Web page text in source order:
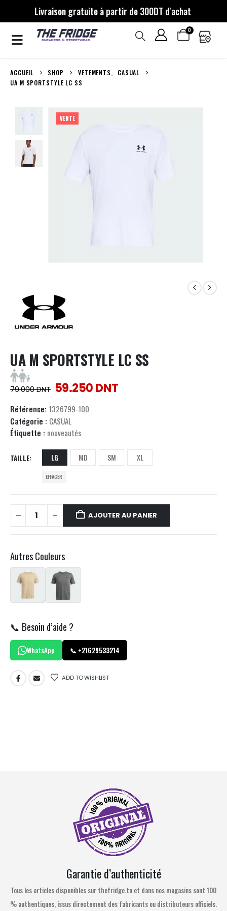
Livraison gratuite à partir de 300DT d'achat
0
ACCUEIL SHOP VETEMENTS,
CASUAL
UA M SPORTSTYLE LC SS
VENTE
UA M SPORTSTYLE LC SS
79.000DNT 59.250DNT
Référence: 1326799-100
Catégorie : CASUAL
Étiquette : nouveautés
TAILLE LG MD SM XL
EFFACER
AJOUTER AU PANIER
Autres Couleurs
📞 Besoin d’aide ?
WhatsApp 📞 +21629533214
ADD TO WISHLIST
Garantie d’authenticité
Tous les articles disponibles sur thefridge.tn et dans nos magasins sont 100
% authentiques, issus directement des fabricants ou distributeurs officiels.